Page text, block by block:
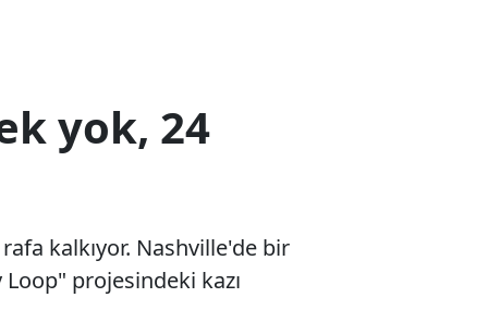
yok, 24
kalkıyor. Nashville'de bir
projesindeki kazı